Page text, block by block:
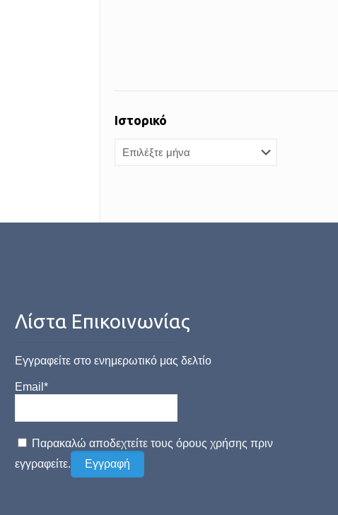
Ιστορικό
Λίστα Επικοινωνίας
Εγγραφείτε στο ενημερωτικό μας δελτίο
Email*
Παρακαλώ αποδεχτείτε τους όρους χρήσης πριν
εγγραφείτε.